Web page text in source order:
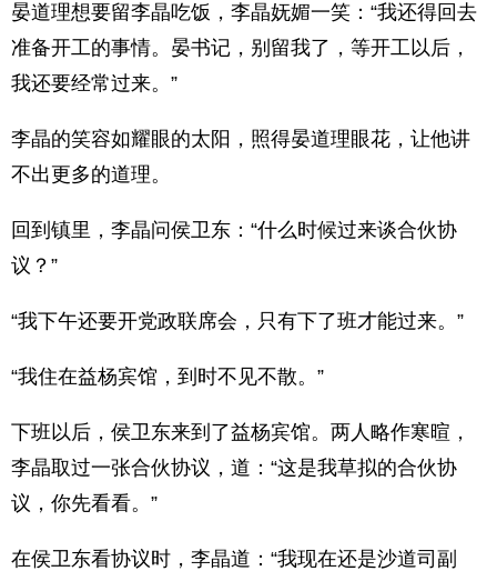
晏道理想要留李晶吃饭，李晶妩媚一笑：“我还得回去
准备开工的事情。晏书记，别留我了，等开工以后，
我还要经常过来。”
李晶的笑容如耀眼的太阳，照得晏道理眼花，让他讲
不出更多的道理。
回到镇里，李晶问侯卫东：“什么时候过来谈合伙协
议？”
“我下午还要开党政联席会，只有下了班才能过来。”
“我住在益杨宾馆，到时不见不散。”
下班以后，侯卫东来到了益杨宾馆。两人略作寒暄，
李晶取过一张合伙协议，道：“这是我草拟的合伙协
议，你先看看。”
在侯卫东看协议时，李晶道：“我现在还是沙道司副